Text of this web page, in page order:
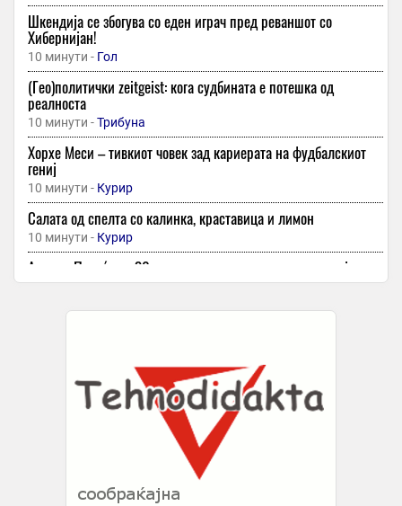
Шкендија се збогува со еден играч пред реваншот со
Хибернијан!
10 минути - Гол
(Гео)политички zeitgeist: кога судбината е потешка од
реалноста
10 минути -Трибуна
Хорхе Меси – тивкиот човек зад кариерата на фудбалскиот
гениј
10 минути - Курир
Салата од спелта со калинка, краставица и лимон
10 минути - Курир
Акцент: Повеќе од 30 години искуство во дигитализација на
деловните процеси и изведувач на националниот проект е-
10 минути -Скопје1
Од овие навики за пиење кафе стареете побрзо
Подзаборавени јадења од нашите баби – белмуш, мачкало…